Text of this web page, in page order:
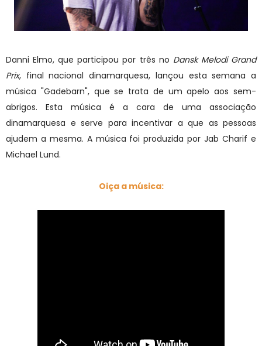
Danni Elmo, que participou por três no Dansk Melodi Grand
Prix, final nacional dinamarquesa, lançou esta semana a
música "Gadebarn", que se trata de um apelo aos sem-
abrigos. Esta música é a cara de uma associação
dinamarquesa e serve para incentivar a que as pessoas
ajudem a mesma. A música foi produzida por Jab Charif e
Michael Lund.
Oiça a música: